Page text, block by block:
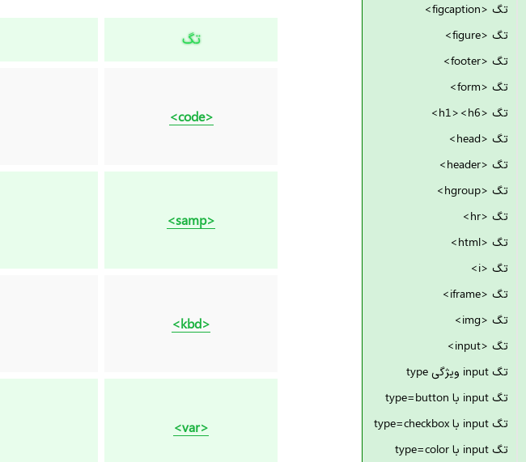
تگ
<code>
<samp>
<kbd>
<var>
تگ <figcaption>
تگ <figure>
تگ <footer>
تگ <form>
تگ <h1><h6>
تگ <head>
تگ <header>
تگ <hgroup>
تگ <hr>
تگ <html>
تگ <i>
تگ <iframe>
تگ <img>
تگ <input>
تگ input ویژگی type
تگ input با type=button
تگ input با type=checkbox
تگ input با type=color